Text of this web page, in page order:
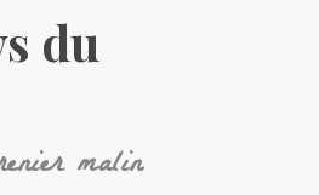
du
malin